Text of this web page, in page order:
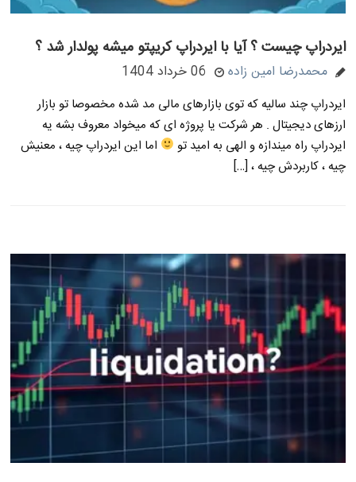
ایردراپ چیست ؟ آیا با ایردراپ کریپتو میشه پولدار شد ؟
محمدرضا امین زاده 06 خرداد 1404
ایردراپ چند سالیه که توی بازارهای مالی مد شده مخصوصا تو بازار
ارزهای دیجیتال . هر شرکت یا پروژه ای که میخواد معروف بشه یه
ایردراپ راه میندازه و الهی به امید تو
اما این ایردراپ چیه ، معنیش
چیه ، کاربردش چیه ، […]